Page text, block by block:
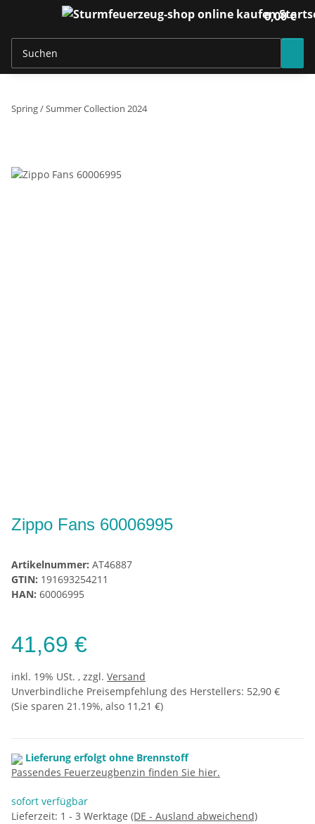
0,00 €
Spring / Summer Collection 2024
Zippo Fans 60006995
Artikelnummer: AT46887
GTIN: 191693254211
HAN: 60006995
41,69 €
inkl. 19% USt. , zzgl. Versand
Unverbindliche Preisempfehlung des Herstellers: 52,90 €
(Sie sparen 21.19%, also 11,21 €)
Lieferung erfolgt ohne Brennstoff
Passendes Feuerzeugbenzin finden Sie hier.
sofort verfügbar
Lieferzeit: 1 - 3 Werktage (DE - Ausland abweichend)